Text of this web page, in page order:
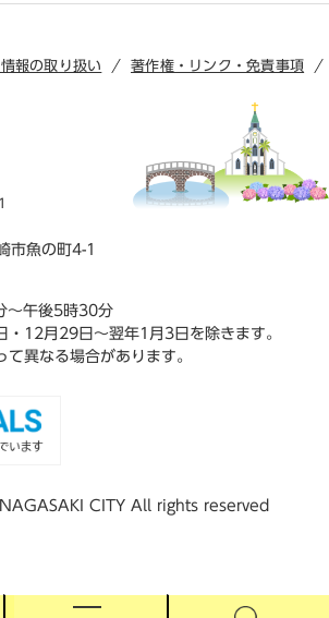
報の取り扱い
著作権・リンク・免責事項
市魚の町4-1
～午後5時30分
12月29日～翌年1月3日を除きます。
異なる場合があります。
CITY All rights reserved